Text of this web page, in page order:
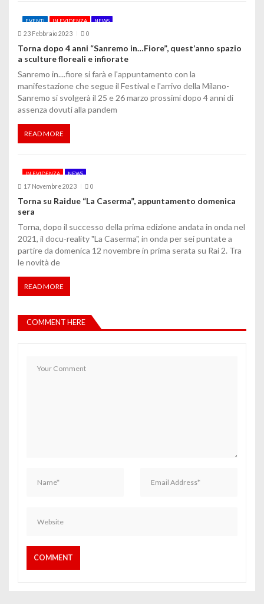
EVENTI IN EVIDENZA NEWS
23 Febbraio 2023 0
Torna dopo 4 anni “Sanremo in…Fiore”, quest’anno spazio
a sculture floreali e infiorate
Sanremo in....fiore si farà e l'appuntamento con la
manifestazione che segue il Festival e l'arrivo della Milano-
Sanremo si svolgerà il 25 e 26 marzo prossimi dopo 4 anni di
assenza dovuti alla pandem
READ MORE
IN EVIDENZA NEWS
17 Novembre 2023 0
Torna su Raidue “La Caserma”, appuntamento domenica
sera
Torna, dopo il successo della prima edizione andata in onda nel
2021, il docu-reality "La Caserma", in onda per sei puntate a
partire da domenica 12 novembre in prima serata su Rai 2. Tra
le novità de
READ MORE
COMMENT HERE